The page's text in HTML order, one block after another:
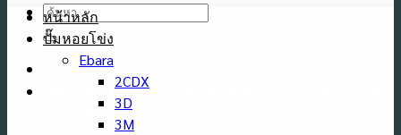
ค้นหา:
[wp-svg-icons icon="phone" wrap="i"] 090-663-3306 ,
082-324-5668
หน้าหลัก
ปั๊มหอยโข่ง
Ebara
2CDX
3D
3M